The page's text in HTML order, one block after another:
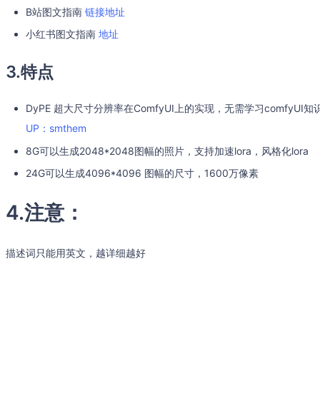
B站图文指南 链接地址
小红书图文指南 地址
3.特点
DyPE 超大尺寸分辨率在ComfyUI上的实现，无需学习comfyUI知
UP：smthem
8G可以生成2048*2048图幅的照片，支持加速lora，风格化lora
24G可以生成4096*4096 图幅的尺寸，1600万像素
4.注意：
描述词只能用英文，越详细越好